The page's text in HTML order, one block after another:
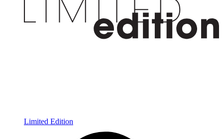
Limited Edition